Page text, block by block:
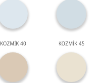
KOZMİK 40 KOZMİK 45